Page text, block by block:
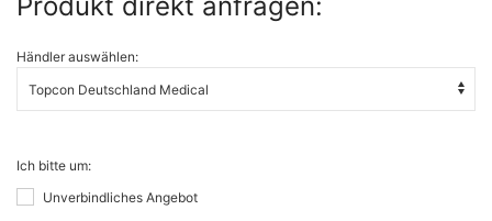
Händler auswählen:
Ich bitte um:
Unverbindliches Angebot